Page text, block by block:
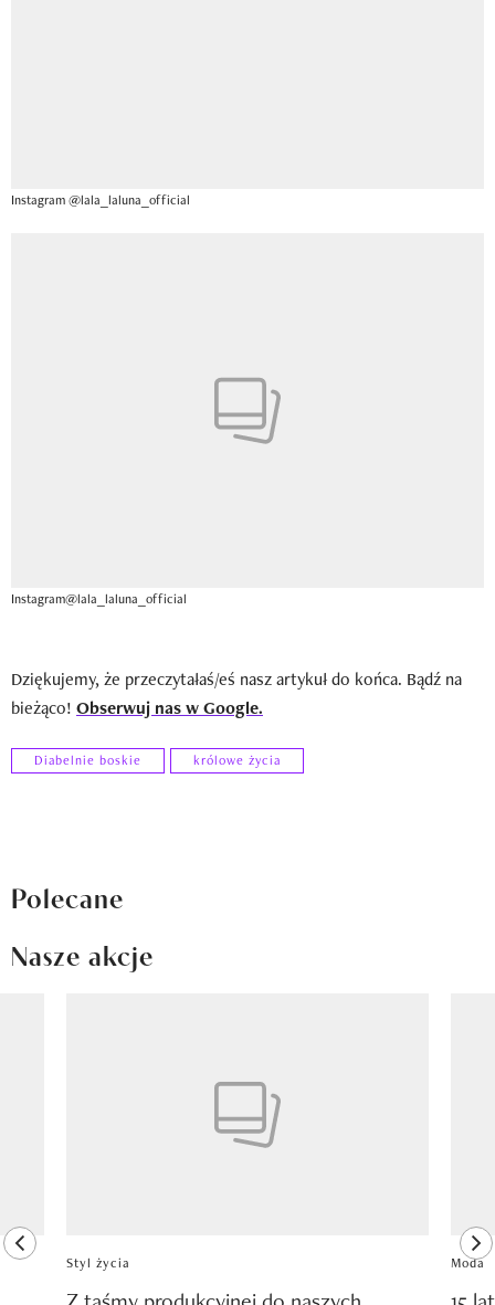
Instagram @lala_laluna_official
Instagram@lala_laluna_official
Dziękujemy, że przeczytałaś/eś nasz artykuł do końca. Bądź na
bieżąco! Obserwuj nas w Google.
Diabelnie boskie królowe życia
Polecane
Nasze akcje
previous element
Styl życia Moda